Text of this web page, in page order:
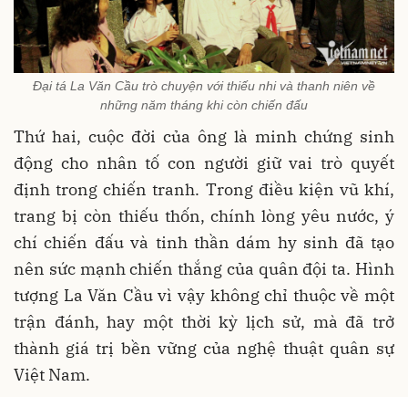
Đại tá La Văn Cầu trò chuyện với thiếu nhi và thanh niên về
những năm tháng khi còn chiến đấu
Thứ hai, cuộc đời của ông là minh chứng sinh
động cho nhân tố con người giữ vai trò quyết
định trong chiến tranh. Trong điều kiện vũ khí,
trang bị còn thiếu thốn, chính lòng yêu nước, ý
chí chiến đấu và tinh thần dám hy sinh đã tạo
nên sức mạnh chiến thắng của quân đội ta. Hình
tượng La Văn Cầu vì vậy không chỉ thuộc về một
trận đánh, hay một thời kỳ lịch sử, mà đã trở
thành giá trị bền vững của nghệ thuật quân sự
Việt Nam.